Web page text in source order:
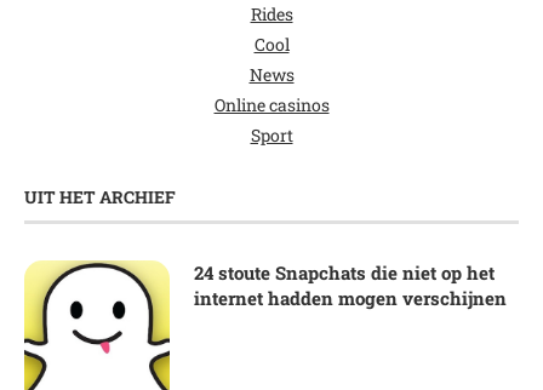
Rides
Cool
News
Online casinos
Sport
UIT HET ARCHIEF
24 stoute Snapchats die niet op het
internet hadden mogen verschijnen